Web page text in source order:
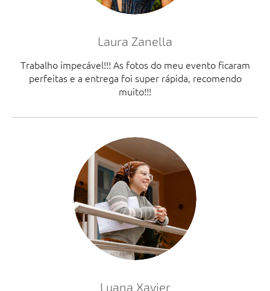
Laura Zanella
Trabalho impecável!!! As fotos do meu evento ficaram
perfeitas e a entrega foi super rápida, recomendo
muito!!!
Luana Xavier